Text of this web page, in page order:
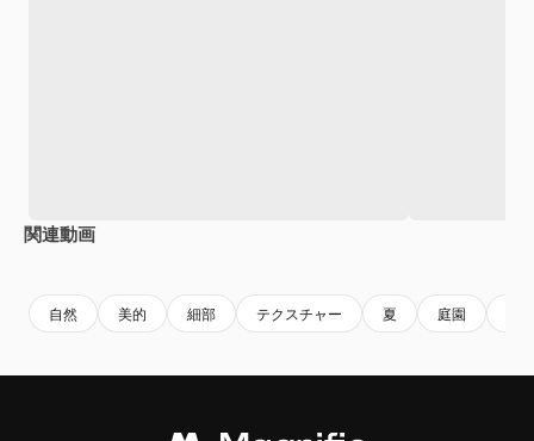
関連動画
自然 美的 細部 テクスチャー 夏 庭園